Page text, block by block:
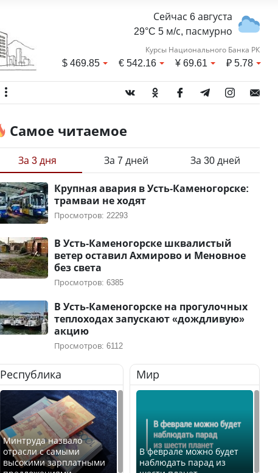
Сейчас 6 августа
29°C 5 м/с, пасмурно
Курсы Национального Банка РК
$469.85 €542.16 ¥69.61 ₽5.78
Самое читаемое
За 3 дня За 7 дней За 30 дней
Крупная авария в Усть-Каменогорске:
трамваи не ходят
Просмотров: 22293
В Усть-Каменогорске шквалистый
ветер оставил Ахмирово и Меновное
без света
Просмотров: 6385
В Усть-Каменогорске на прогулочных
теплоходах запускают «дождливую»
акцию
Просмотров: 6112
Республика
Минтруда назвало
отрасли с самыми
высокими зарплатными
Мир
В феврале можно будет
наблюдать парад из